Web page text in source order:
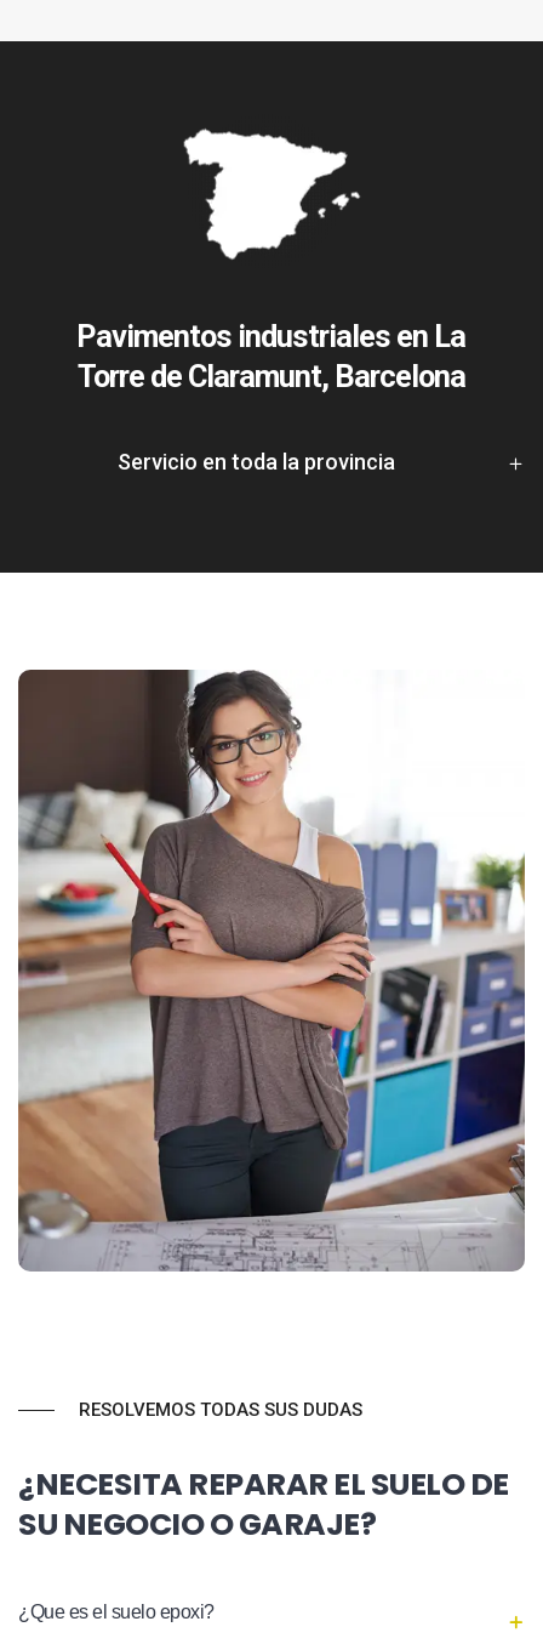
Pavimentos industriales en La
Torre de Claramunt, Barcelona
Servicio en toda la provincia
RESOLVEMOS TODAS SUS DUDAS
¿NECESITA REPARAR EL SUELO DE
SU NEGOCIO O GARAJE?
¿Que es el suelo epoxi?